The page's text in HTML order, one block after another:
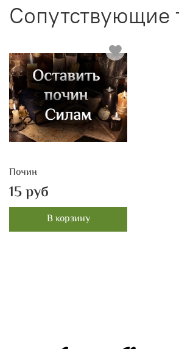
Сопутствующие
Почин
15 руб
В корзину